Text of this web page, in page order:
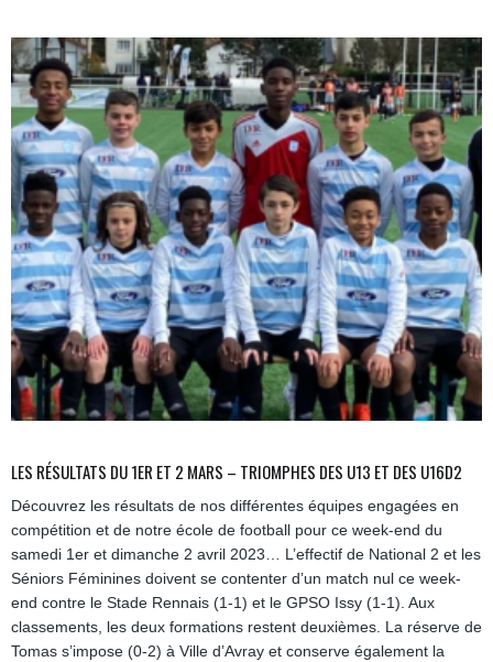
LES RÉSULTATS DU 1ER ET 2 MARS – TRIOMPHES DES U13 ET DES U16D2
Découvrez les résultats de nos différentes équipes engagées en
compétition et de notre école de football pour ce week-end du
samedi 1er et dimanche 2 avril 2023… L’effectif de National 2 et les
Séniors Féminines doivent se contenter d’un match nul ce week-
end contre le Stade Rennais (1-1) et le GPSO Issy (1-1). Aux
classements, les deux formations restent deuxièmes. La réserve de
Tomas s’impose (0-2) à Ville d’Avray et conserve également la